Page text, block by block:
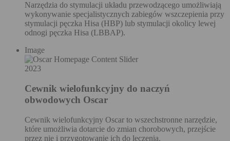
Narzędzia do stymulacji układu przewodzącego umożliwiają
wykonywanie specjalistycznych zabiegów wszczepienia przy
stymulacji pęczka Hisa (HBP) lub stymulacji okolicy lewej
odnogi pęczka Hisa (LBBAP).
Image
2023
Cewnik wielofunkcyjny do naczyń
obwodowych Oscar
Cewnik wielofunkcyjny Oscar to wszechstronne narzędzie,
które umożliwia dotarcie do zmian chorobowych, przejście
przez nie i przygotowanie ich do leczenia.